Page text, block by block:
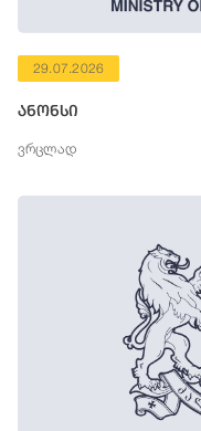
29.07.2026
ანონსი
ვრცლად